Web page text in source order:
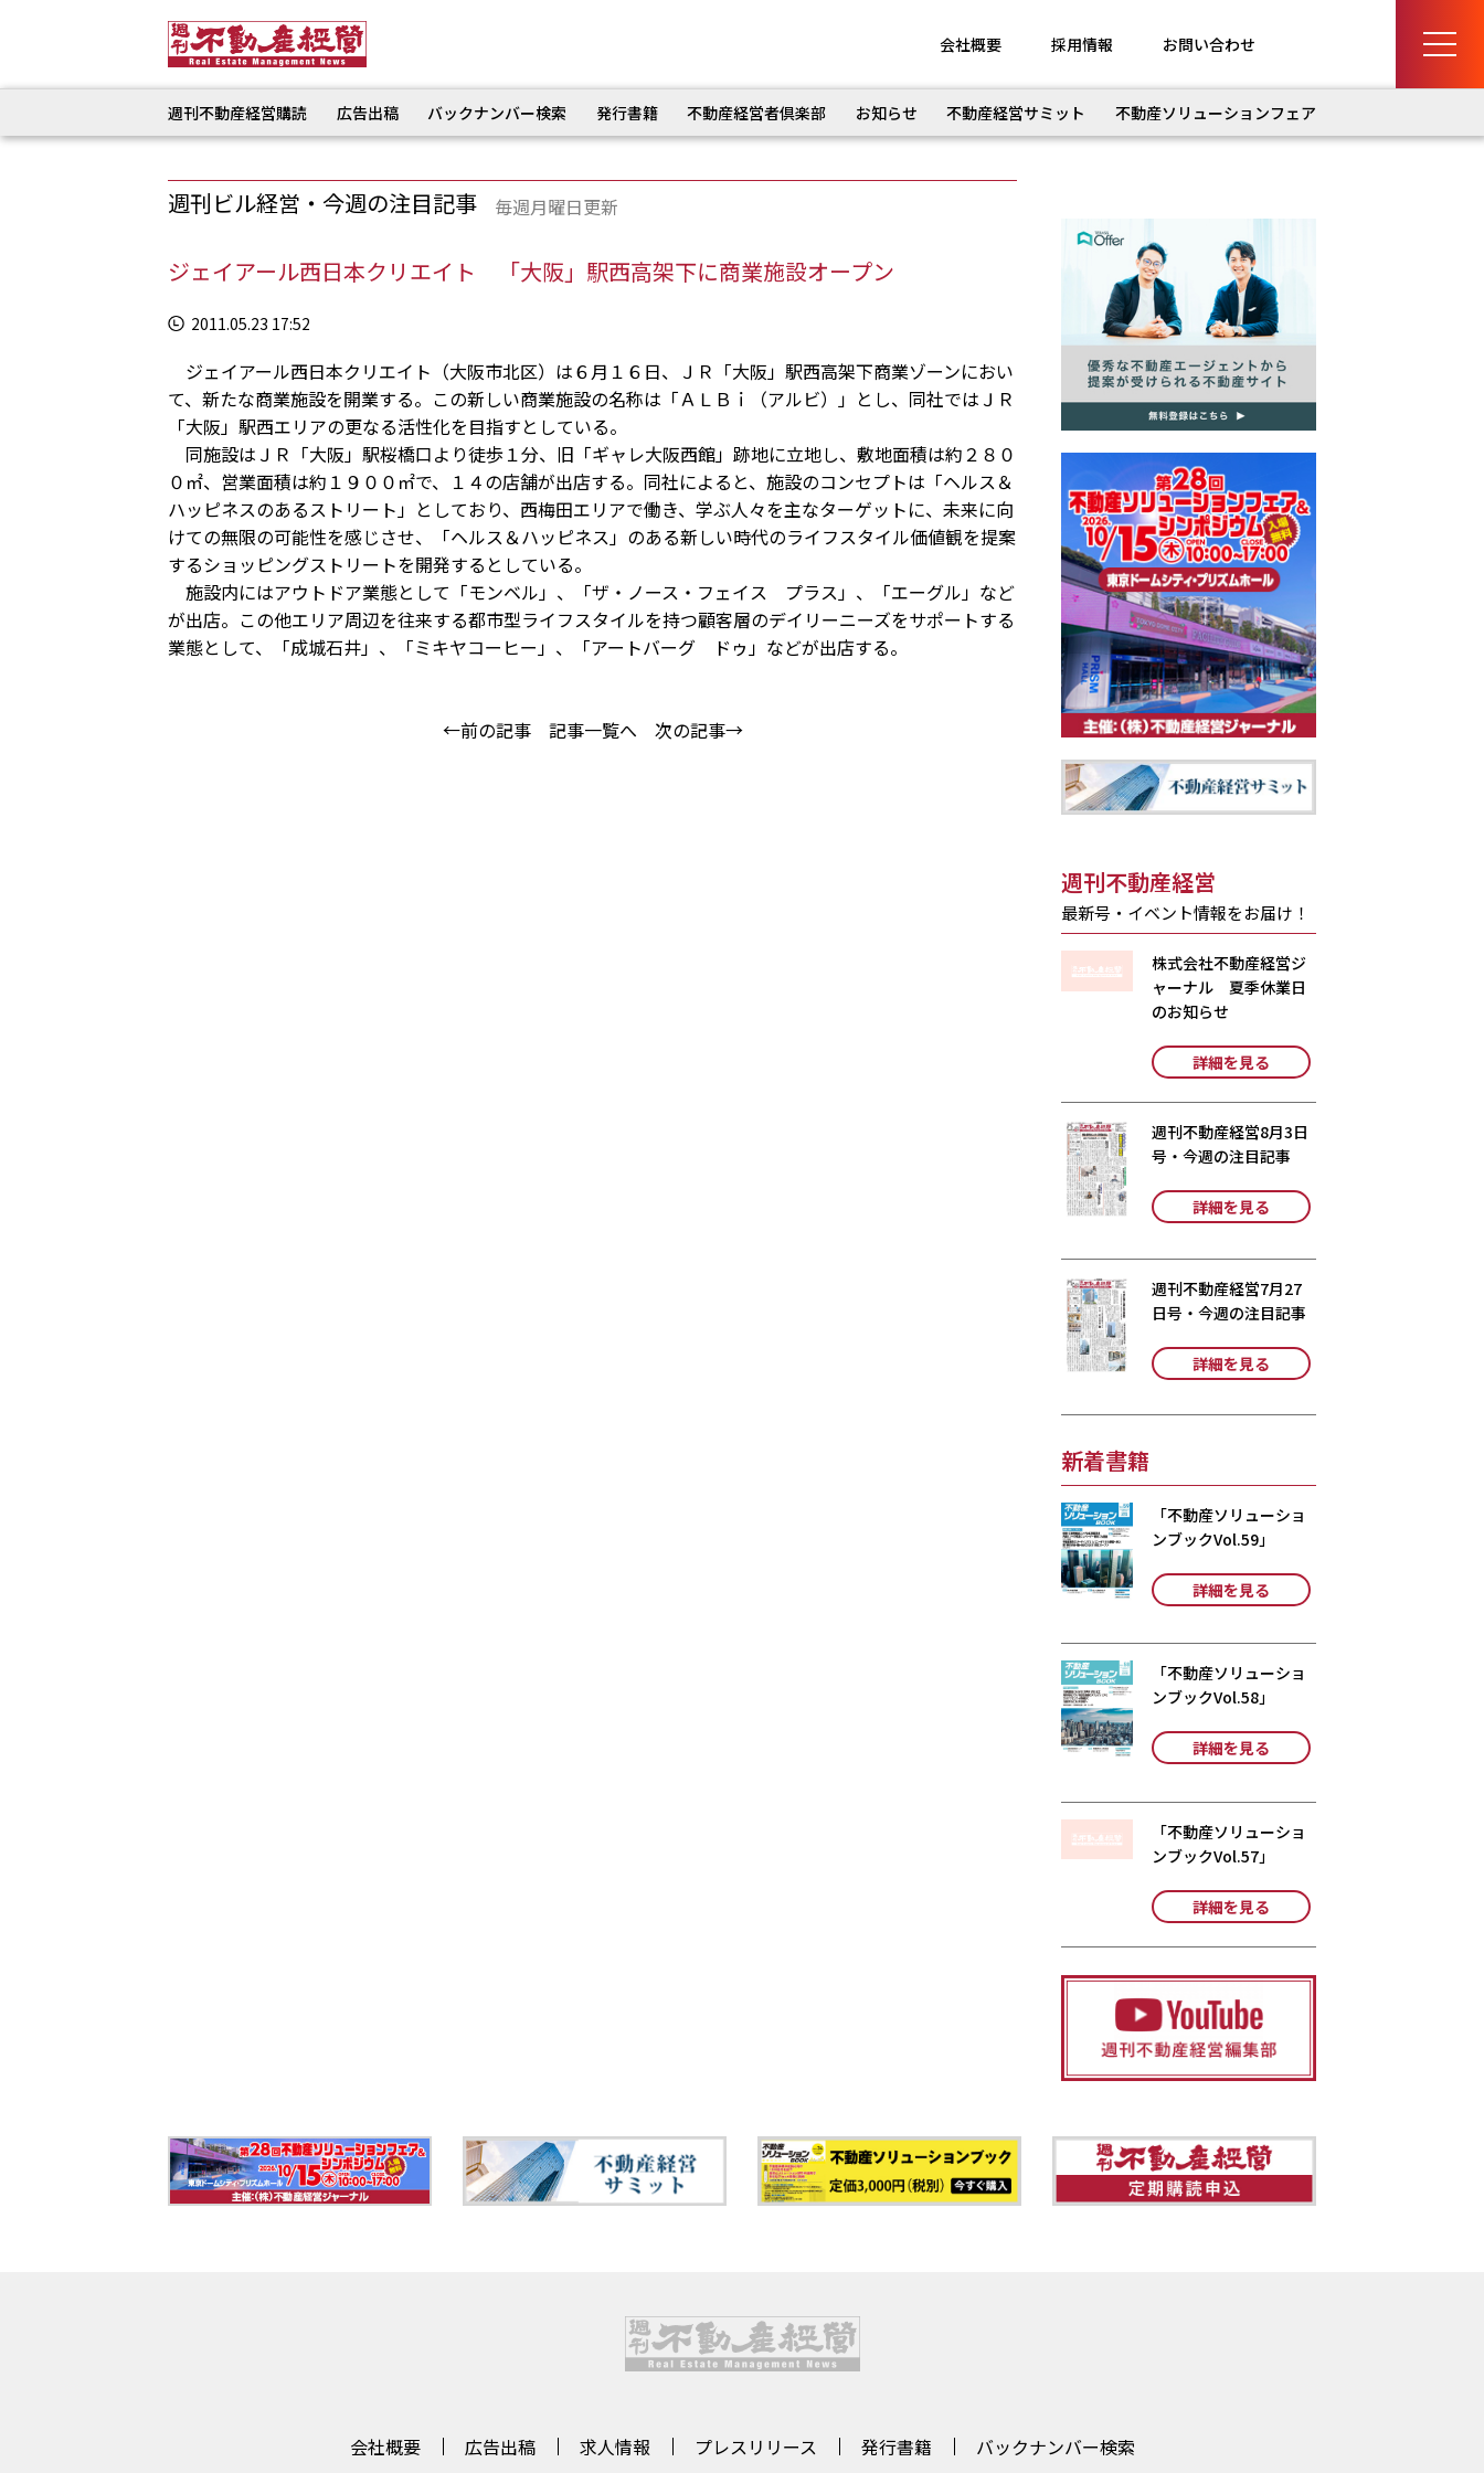
会社概要 採用情報 お問い合わせ
週刊不動産経営購読 広告出稿 バックナンバー検索 発行書籍 不動産経営者倶楽部 お知らせ 不動産経営サミット 不動産ソリューションフェア
週刊ビル経営・今週の注目記事 毎週月曜日更新
ジェイアール西日本クリエイト 「大阪」駅西高架下に商業施設オープン
2011.05.23 17:52
ジェイアール西日本クリエイト（大阪市北区）は６月１６日、ＪＲ「大阪」駅西高架下商業ゾーンにおい
て、新たな商業施設を開業する。この新しい商業施設の名称は「ＡＬＢｉ（アルビ）」とし、同社ではＪＲ
「大阪」駅西エリアの更なる活性化を目指すとしている。
同施設はＪＲ「大阪」駅桜橋口より徒歩１分、旧「ギャレ大阪西館」跡地に立地し、敷地面積は約２８０
０㎡、営業面積は約１９００㎡で、１４の店舗が出店する。同社によると、施設のコンセプトは「ヘルス＆
ハッピネスのあるストリート」としており、西梅田エリアで働き、学ぶ人々を主なターゲットに、未来に向
けての無限の可能性を感じさせ、「ヘルス＆ハッピネス」のある新しい時代のライフスタイル価値観を提案
するショッピングストリートを開発するとしている。
施設内にはアウトドア業態として「モンベル」、「ザ・ノース・フェイス プラス」、「エーグル」など
が出店。この他エリア周辺を往来する都市型ライフスタイルを持つ顧客層のデイリーニーズをサポートする
業態として、「成城石井」、「ミキヤコーヒー」、「アートバーグ ドゥ」などが出店する。
←前の記事 記事一覧へ 次の記事→
週刊不動産経営
最新号・イベント情報をお届け！
株式会社不動産経営ジ
ャーナル 夏季休業日
のお知らせ
詳細を見る
週刊不動産経営8月3日
号・今週の注目記事
詳細を見る
週刊不動産経営7月27
日号・今週の注目記事
詳細を見る
新着書籍
「不動産ソリューショ
ンブックVol.59」
詳細を見る
「不動産ソリューショ
ンブックVol.58」
詳細を見る
「不動産ソリューショ
ンブックVol.57」
詳細を見る
会社概要 広告出稿 求人情報 プレスリリース 発行書籍 バックナンバー検索